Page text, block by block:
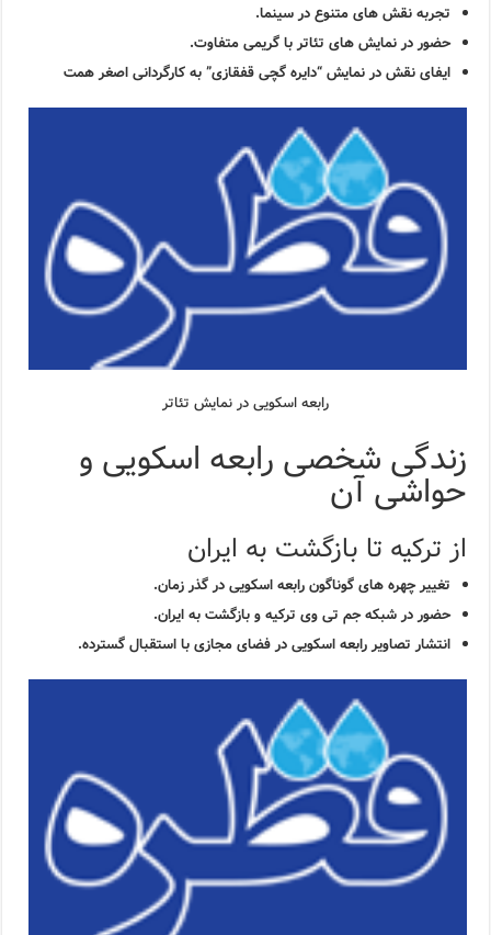
تجربه نقش های متنوع در سینما.
حضور در نمایش های تئاتر با گریمی متفاوت.
ایفای نقش در نمایش “دایره گچی قفقازی” به کارگردانی اصغر همت
رابعه اسکویی در نمایش تئاتر
زندگی شخصی رابعه اسکویی و
حواشی آن
از ترکیه تا بازگشت به ایران
تغییر چهره های گوناگون رابعه اسکویی در گذر زمان.
حضور در شبکه جم تی وی ترکیه و بازگشت به ایران.
انتشار تصاویر رابعه اسکویی در فضای مجازی با استقبال گسترده.